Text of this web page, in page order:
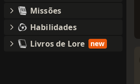
Missões
Habilidades
Livros de Lore
new